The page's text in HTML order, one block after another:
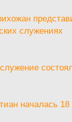
служениях
началась 18